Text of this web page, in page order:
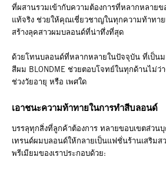
ที่ผสานรวมเข้ากับความต้องการที่หลากหลายข
แท้จริง ช่วยให้คุณเชี่ยวชาญในทุกความท้าทา
สร้างลุคสาวผมบลอนด์ที่น่าทึ่งที่สุด
ด้วยโทนบลอนด์ที่หลากหลายในปัจจุบัน ที่เป็นม
สีผม BLONDME ช่วยตอบโจทย์ในทุกด้านไม่
ช่วงวัยอายุ หรือ เพศใด
เอาชนะความท้าทายในการทำสีบลอนด์
บรรลุทุกสิ่งที่ลูกค้าต้องการ ทลายขอบเขตส่ว
เทรนด์ผมบลอนด์ให้กลายเป็นแฟชั่นร้านเสริมส
พรีเมียมของเราประกอบด้วย: